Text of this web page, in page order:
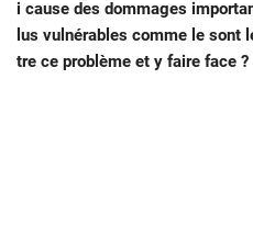
i cause des dommages
lus vulnérables comme le sont
tre ce problème et y faire face ?